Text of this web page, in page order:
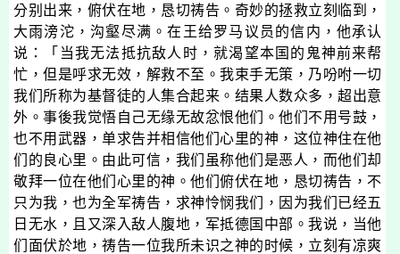
分别出来，俯伏在地，恳切祷告。奇妙的拯救立刻临到，
大雨滂沱，沟壑尽满。在王给罗马议员的信内，他承认
说：「当我无法抵抗敌人时，就渴望本国的鬼神前来帮
忙，但是呼求无效，解救不至。我束手无策，乃吩咐一切
我们所称为基督徒的人集合起来。结果人数众多，超出意
外。事後我觉悟自己无缘无故忿恨他们。他们不用号鼓，
也不用武器，单求告并相信他们心里的神，这位神住在他
们的良心里。由此可信，我们虽称他们是恶人，而他们却
敬拜一位在他们心里的神。他们俯伏在地，恳切祷告，不
只为我，也为全军祷告，求神怜悯我们，因为我们已经五
日无水，且又深入敌人腹地，军抵德国中部。我说，当他
们面伏於地，祷告一位我所未识之神的时候，立刻有凉爽